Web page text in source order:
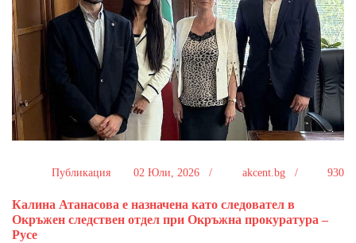
Публикация 02 Юли, 2026 / akcent.bg / 930
Калина Атанасова е назначена като следовател в
Окръжен следствен отдел при Окръжна прокуратура –
Русе